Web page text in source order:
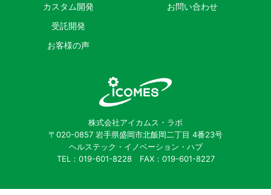
カスタム開発
受託開発
お客様の声
お問い合わせ
株式会社アイカムス・ラボ
〒020-0857 岩手県盛岡市北飯岡二丁目 4番23号
ヘルステック・イノベーション・ハブ
TEL：019-601-8228 FAX：019-601-8227